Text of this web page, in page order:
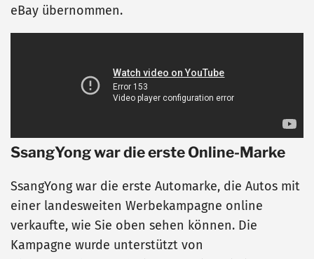
eBay übernommen.
SsangYong war die erste Online-Marke
SsangYong war die erste Automarke, die Autos mit
einer landesweiten Werbekampagne online
verkaufte, wie Sie oben sehen können. Die
Kampagne wurde unterstützt von